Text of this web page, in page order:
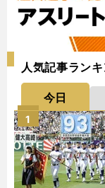
人気記事ラン
今日
1